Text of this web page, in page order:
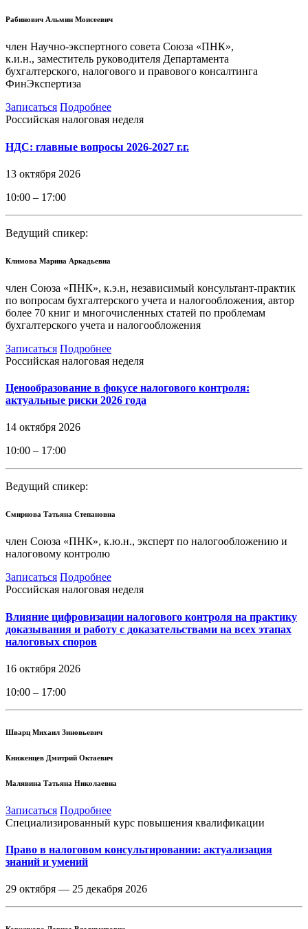
Рабинович Альмин Моисеевич
член Научно-экспертного совета Союза «ПНК»,
к.и.н., заместитель руководителя Департамента
бухгалтерского, налогового и правового консалтинга
ФинЭкспертиза
Записаться Подробнее
Российская налоговая неделя
НДС: главные вопросы 2026-2027 г.г.
13 октября 2026
10:00 – 17:00
Ведущий спикер:
Климова Марина Аркадьевна
член Союза «ПНК», к.э.н, независимый консультант-практик
по вопросам бухгалтерского учета и налогообложения, автор
более 70 книг и многочисленных статей по проблемам
бухгалтерского учета и налогообложения
Записаться Подробнее
Российская налоговая неделя
Ценообразование в фокусе налогового контроля:
актуальные риски 2026 года
14 октября 2026
10:00 – 17:00
Ведущий спикер:
Смирнова Татьяна Степановна
член Союза «ПНК», к.ю.н., эксперт по налогообложению и
налоговому контролю
Записаться Подробнее
Российская налоговая неделя
Влияние цифровизации налогового контроля на практику
доказывания и работу с доказательствами на всех этапах
налоговых споров
16 октября 2026
10:00 – 17:00
Шварц Михаил Зиновьевич
Книженцев Дмитрий Октаевич
Малявина Татьяна Николаевна
Записаться Подробнее
Специализированный курс повышения квалификации
Право в налоговом консультировании: актуализация
знаний и умений
29 октября — 25 декабря 2026